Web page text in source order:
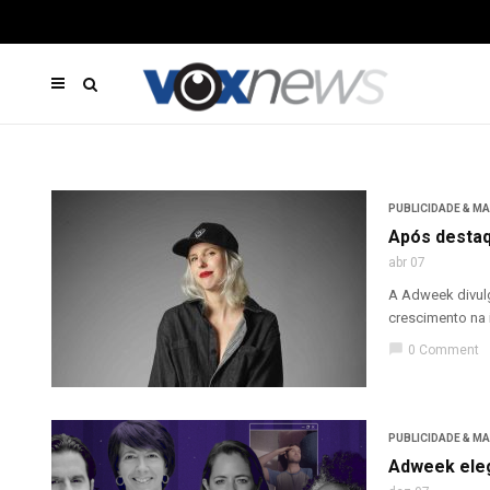
PUBLICIDADE &
Após
abr 07
A Adweek
crescimento na
chat_bubble 0 Comment
PUBLICIDADE &
Adweek